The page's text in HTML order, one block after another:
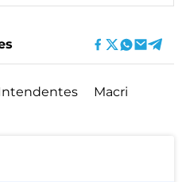
Macri